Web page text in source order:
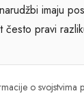
imaju
često pravi
o svojstvima